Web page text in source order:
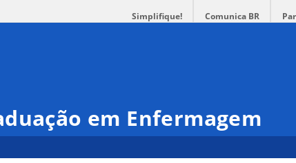
Simplifique! Comunica BR
em Enfermagem